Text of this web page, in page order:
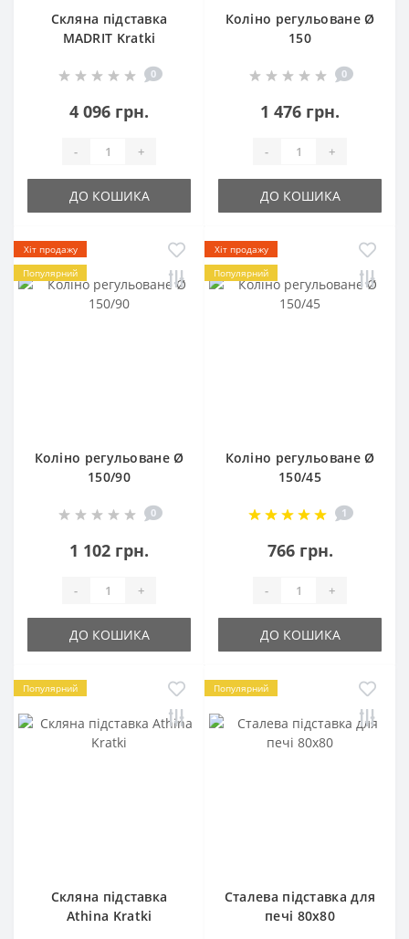
Скляна підставка
MADRIT Kratki
0
4 096 грн.
- +
ДО КОШИКА
Коліно регульоване Ø
150
0
1 476 грн.
- +
ДО КОШИКА
Хіт продажу
Популярний
Коліно регульоване Ø
150/90
0
1 102 грн.
- +
ДО КОШИКА
Хіт продажу
Популярний
Коліно регульоване Ø
150/45
1
766 грн.
- +
ДО КОШИКА
Популярний
Скляна підставка
Athina Kratki
Популярний
Сталева підставка для
печі 80х80